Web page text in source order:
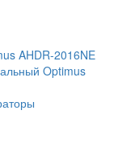
Optimus